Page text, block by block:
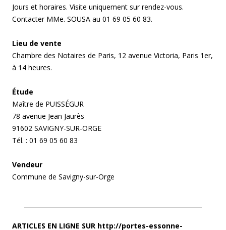
Jours et horaires. Visite uniquement sur rendez-vous.
Contacter MMe. SOUSA au 01 69 05 60 83.
Lieu de vente
Chambre des Notaires de Paris, 12 avenue Victoria, Paris 1er,
à 14 heures.
Étude
Maître de PUISSÉGUR
78 avenue Jean Jaurès
91602 SAVIGNY-SUR-ORGE
Tél. : 01 69 05 60 83
Vendeur
Commune de Savigny-sur-Orge
ARTICLES EN LIGNE SUR http://portes-essonne-